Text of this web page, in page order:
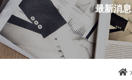
最新消息